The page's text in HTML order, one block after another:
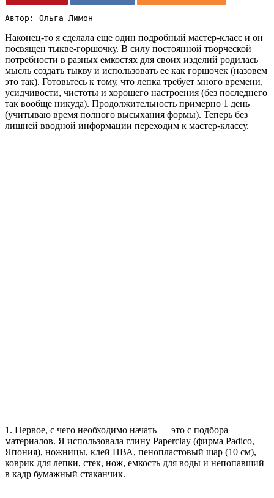
Автор: Ольга Лимон
Наконец-то я сделала еще один подробный мастер-класс и он
посвящен тыкве-горшочку. В силу постоянной творческой
потребности в разных емкостях для своих изделий родилась
мысль создать тыкву и использовать ее как горшочек (назовем
это так). Готовьтесь к тому, что лепка требует много времени,
усидчивости, чистоты и хорошего настроения (без последнего
так вообще никуда). Продолжительность примерно 1 день
(учитываю время полного высыхания формы). Теперь без
лишней вводной информации переходим к мастер-классу.
1. Первое, с чего необходимо начать — это с подбора
материалов. Я использовала глину Paperclay (фирма Padico,
Япония), ножницы, клей ПВА, пенопластовый шар (10 см),
коврик для лепки, стек, нож, емкость для воды и непопавший
в кадр бумажный стаканчик.